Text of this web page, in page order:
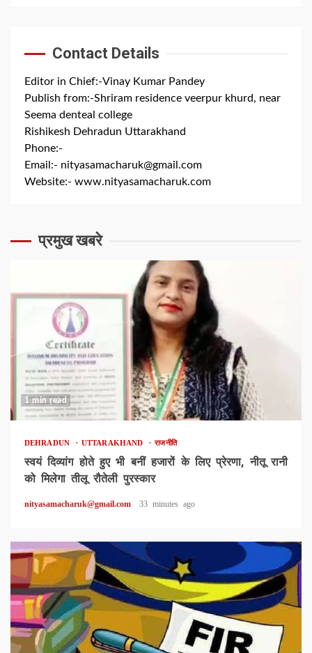
Contact Details
Editor in Chief:-Vinay Kumar Pandey
Publish from:-Shriram residence veerpur khurd, near
Seema denteal college
Rishikesh Dehradun Uttarakhand
Phone:-
Email:- nityasamacharuk@gmail.com
Website:- www.nityasamacharuk.com
प्रमुख खबरे
1 min read
DEHRADUN UTTARAKHAND राजनीति
स्वयं दिव्यांग होते हुए भी बनीं हजारों के लिए प्रेरणा, नीतू रानी
को मिलेगा तीलू रौतेली पुरस्कार
nityasamacharuk@gmail.com 33 minutes ago